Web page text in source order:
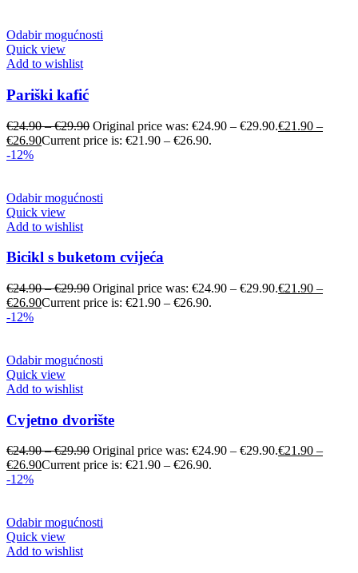
Odabir mogućnosti
Quick view
Add to wishlist
Pariški kafić
€24.90–€29.90 Original price was: €24.90 – €29.90.€21.90 –
€26.90Current price is: €21.90 – €26.90.
-12%
Odabir mogućnosti
Quick view
Add to wishlist
Bicikl s buketom cvijeća
€24.90–€29.90 Original price was: €24.90 – €29.90.€21.90 –
€26.90Current price is: €21.90 – €26.90.
-12%
Odabir mogućnosti
Quick view
Add to wishlist
Cvjetno dvorište
€24.90–€29.90 Original price was: €24.90 – €29.90.€21.90 –
€26.90Current price is: €21.90 – €26.90.
-12%
Odabir mogućnosti
Quick view
Add to wishlist